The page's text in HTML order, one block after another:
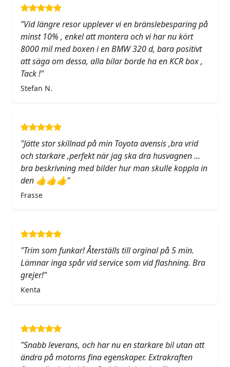
"Vid längre resor upplever vi en bränslebesparing på
minst 10% , enkel att montera och vi har nu kört
8000 mil med boxen i en BMW 320 d, bara positivt
att säga om dessa, alla bilar borde ha en KCR box ,
Tack !"
Stefan N.
"Jätte stor skillnad på min Toyota avensis ,bra vrid
och starkare ,perfekt när jag ska dra husvagnen …
bra beskrivning med bilder hur man skulle koppla in
den 👍👍👍"
Frasse
"Trim som funkar! Återställs till orginal på 5 min.
Lämnar inga spår vid service som vid flashning. Bra
grejer!"
Kenta
"Snabb leverans, och har nu en starkare bil utan att
ändra på motorns fina egenskaper. Extrakraften